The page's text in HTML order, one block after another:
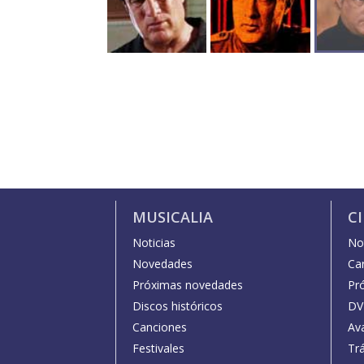
MUSICALIA
Noticias
Novedades
Próximas novedades
Discos históricos
Canciones
Festivales